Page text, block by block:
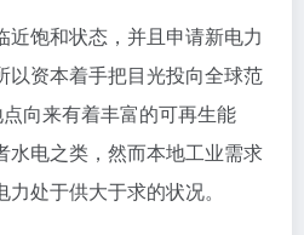
近饱和状态，并且申请新电力
以资本着手把目光投向全球范
向来有着丰富的可再生能
水电之类，然而本地工业需求
处于供大于求的状况。